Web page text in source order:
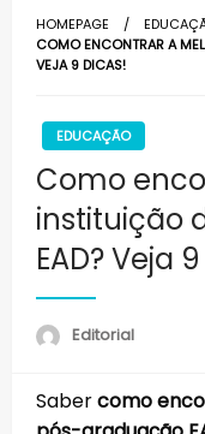
HOMEPAGE
COMO ENCONTRAR A
VEJA 9 DICAS!
EDUCAÇÃO
Como
instituição
EAD? Veja
Editorial
Sabercomo